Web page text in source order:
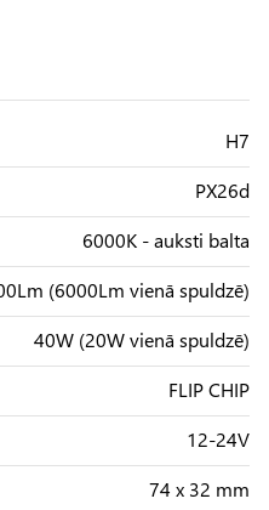
H7
PX26d
6000K - auksti balta
(6000Lm vienā spuldzē)
40W (20W vienā spuldzē)
FLIP CHIP
12-24V
74 x 32 mm